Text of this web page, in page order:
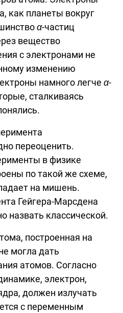
как планеты вокруг
α-частиц
вещество
с электронами не
изменению
намного легчеα-
сталкиваясь
переоценить.
в физике
по такой же схеме,
на мишень.
Гейгера-Марсдена
назвать классической.
построенная на
могла дать
атомов. Согласно
электрон,
должен излучать
с переменным